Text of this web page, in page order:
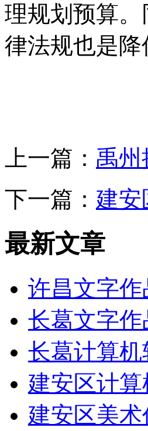
理规划预算
律法规也是
上一篇： 禹
下一篇： 建安
最新文章
许昌文字
长葛文字
长葛计算
建安区计
建安区美